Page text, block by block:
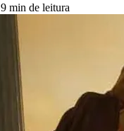
9 min de leitura